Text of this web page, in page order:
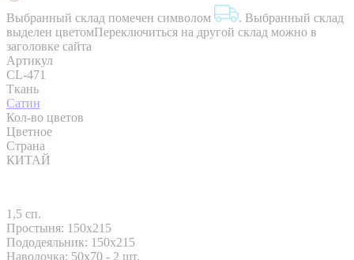
Выбранный склад помечен символом . Выбранный склад
выделен цветомПереключиться на другой склад можно в
заголовке сайта
Артикул
CL-471
Ткань
Сатин
Кол-во цветов
Цветное
Страна
КИТАЙ
1,5 сп.
Простыня: 150x215
Пододеяльник: 150x215
Наволочка: 50x70 - 2 шт.